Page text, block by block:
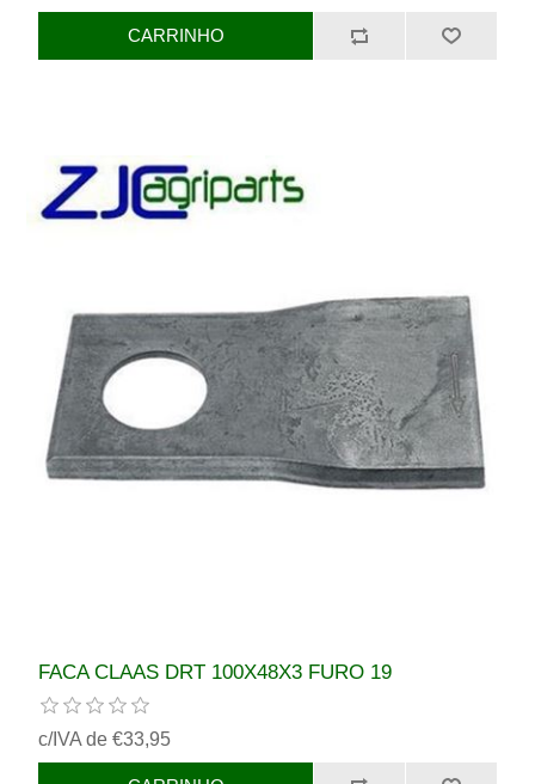
FACA CLAAS DRT 100X48X3 FURO 19
c/IVA de €33,95